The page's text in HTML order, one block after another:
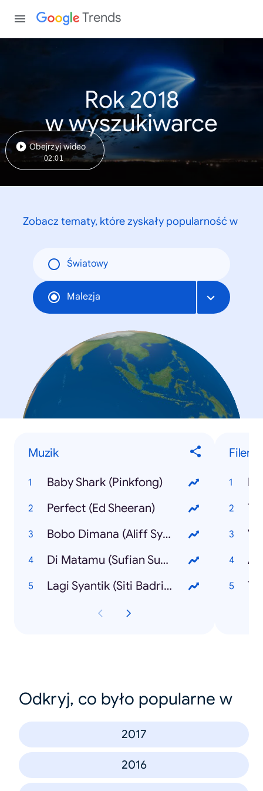
Trends
Rok 2018
w wyszukiwarce
Obejrzyj wideo
02:01
Zobacz tematy, które zyskały popularność w
Światowy
Malezja
Muzik
Baby Shark (Pinkfong)
Perfect (Ed Sheeran)
Bobo Dimana (Aliff Syukri)
Di Matamu (Sufian Suhaimi)
Lagi Syantik (Siti Badriah)
Filem
Odkryj, co było popularne w
2017
2016